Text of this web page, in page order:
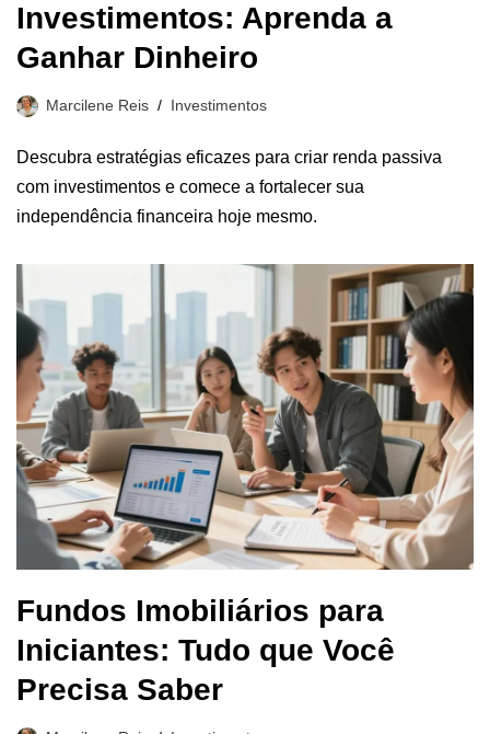
Investimentos: Aprenda a
Ganhar Dinheiro
Marcilene Reis Investimentos
Descubra estratégias eficazes para criar renda passiva
com investimentos e comece a fortalecer sua
independência financeira hoje mesmo.
Fundos Imobiliários para
Iniciantes: Tudo que Você
Precisa Saber